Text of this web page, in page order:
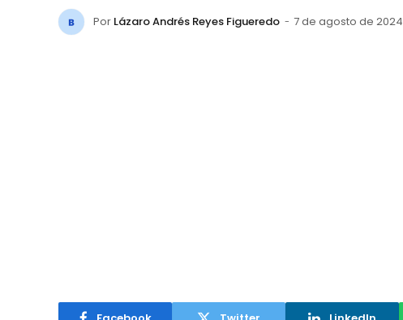
Por Lázaro Andrés Reyes Figueredo 7 de agosto de 2024